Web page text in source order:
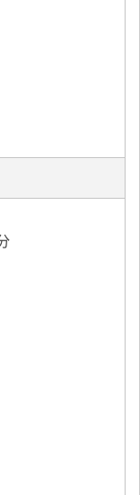
練制度あり